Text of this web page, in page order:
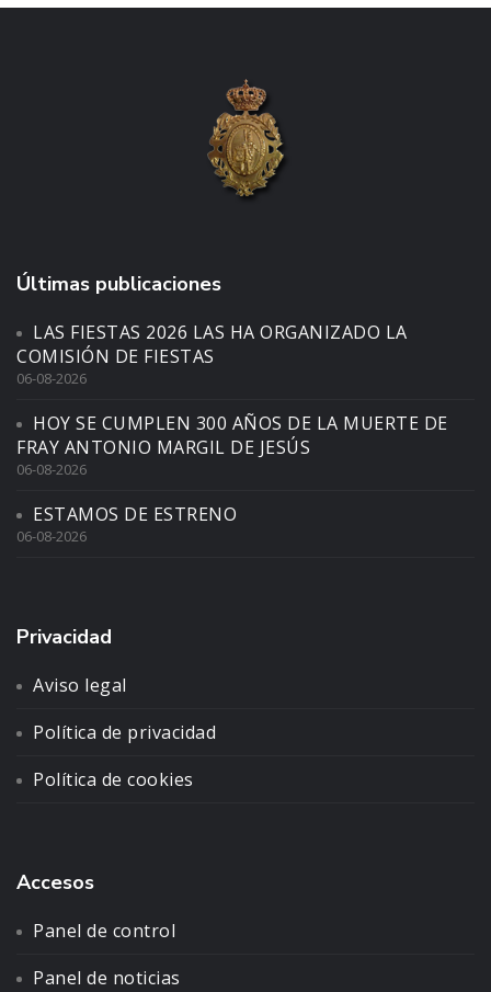
Últimas publicaciones
LAS FIESTAS 2026 LAS HA ORGANIZADO LA
COMISIÓN DE FIESTAS
06-08-2026
HOY SE CUMPLEN 300 AÑOS DE LA MUERTE DE
FRAY ANTONIO MARGIL DE JESÚS
06-08-2026
ESTAMOS DE ESTRENO
06-08-2026
Privacidad
Aviso legal
Política de privacidad
Política de cookies
Accesos
Panel de control
Panel de noticias